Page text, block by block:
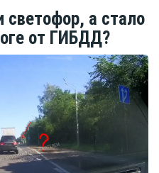
светофор, а стало
от ГИБДД?